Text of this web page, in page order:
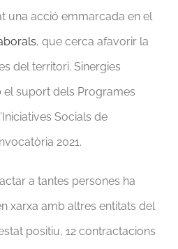
una acció emmarcada en el
, que cerca afavorir la
del territori. Sinergies
suport dels Programes
Socials de
2021.
a tantes persones ha
xarxa amb altres entitats del
positiu, 12 contractacions